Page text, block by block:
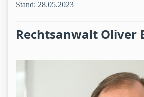
Stand: 28.05.2023
Rechtsanwalt Oliver